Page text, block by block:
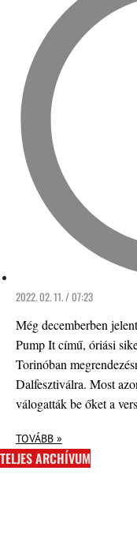
2022. 02. 11. / 07:23
Még decemberben
Pump It című, óriási
Torinóban
Dalfesztiválra. Most
válogatták be őket a
TOVÁBB »
TELJES ARCHÍVUM